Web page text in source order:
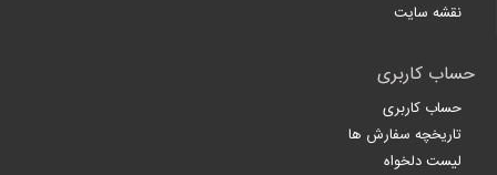
نقشه سایت
حساب کاربری
حساب کاربری
تاریخچه سفارش ها
لیست دلخواه